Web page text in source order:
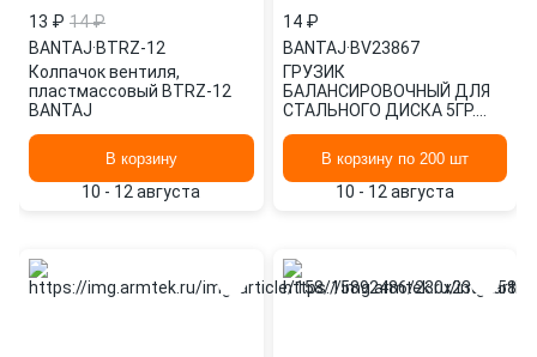
13 ₽ 14 ₽
BANTAJ·BTRZ-12
Колпачок вентиля,
пластмассовый BTRZ-12
BANTAJ
В корзину
10 - 12 августа
14 ₽
BANTAJ·BV23867
ГРУЗИК
БАЛАНСИРОВОЧНЫЙ ДЛЯ
СТАЛЬНОГО ДИСКА 5ГР.
BV23867 BANTAJ
В корзину по 200 шт
10 - 12 августа